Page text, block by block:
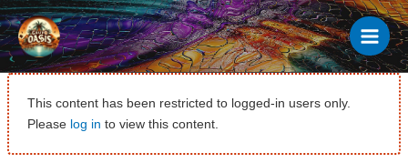
Ir
al
contenido
This content has been restricted to logged-in users only.
Please log in to view this content.